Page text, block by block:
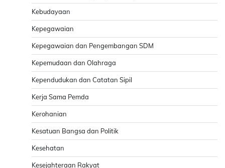
Kebudayaan
Kepegawaian
Kepegawaian dan Pengembangan SDM
Kepemudaan dan Olahraga
Kependudukan dan Catatan Sipil
Kerja Sama Pemda
Kerohanian
Kesatuan Bangsa dan Politik
Kesehatan
Kesejahteraan Rakyat